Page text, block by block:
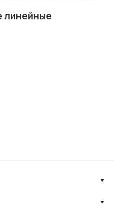
линейные